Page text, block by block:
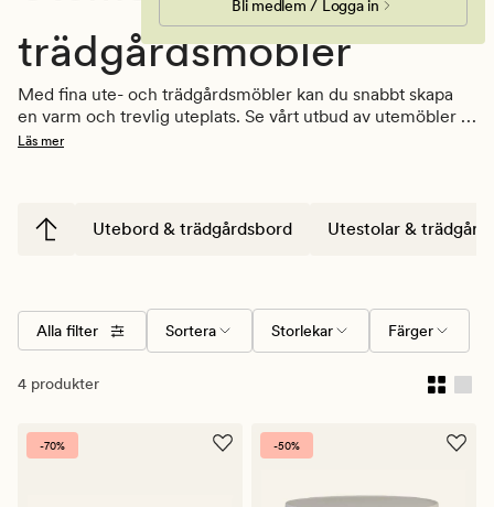
Bli medlem / Logga in
trädgårdsmöbler
Med fina ute- och trädgårdsmöbler kan du snabbt skapa
en varm och trevlig uteplats. Se vårt utbud av utemöbler i
plast och rotting för altanen, balkongen eller trädgården.
Läs mer
Utebord & trädgårdsbord Utestolar &
Alla filter Sortera Storlekar Färger
4 produkter
-70% -50%